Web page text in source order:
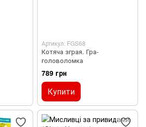
Артикул: FGS68
Котяча зграя. Гра-
головоломка
789 грн
Купити